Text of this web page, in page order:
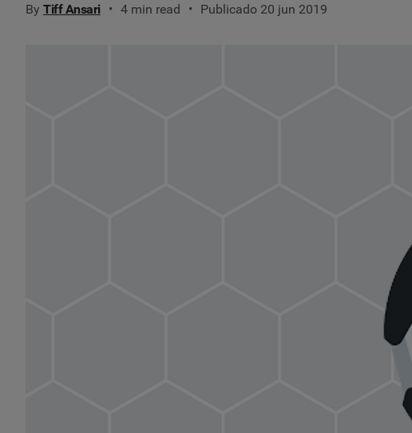
By Tiff Ansari 4 min read Publicado 20 jun 2019